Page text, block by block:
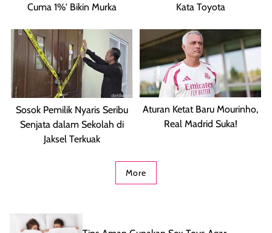
Cuma 1%' Bikin Murka
Kata Toyota
Sosok Pemilik Nyaris Seribu
Senjata dalam Sekolah di
Jaksel Terkuak
Aturan Ketat Baru Mourinho,
Real Madrid Suka!
More